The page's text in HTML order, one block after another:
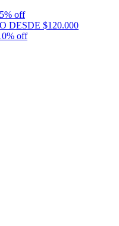
off
DESDE $120.000
off